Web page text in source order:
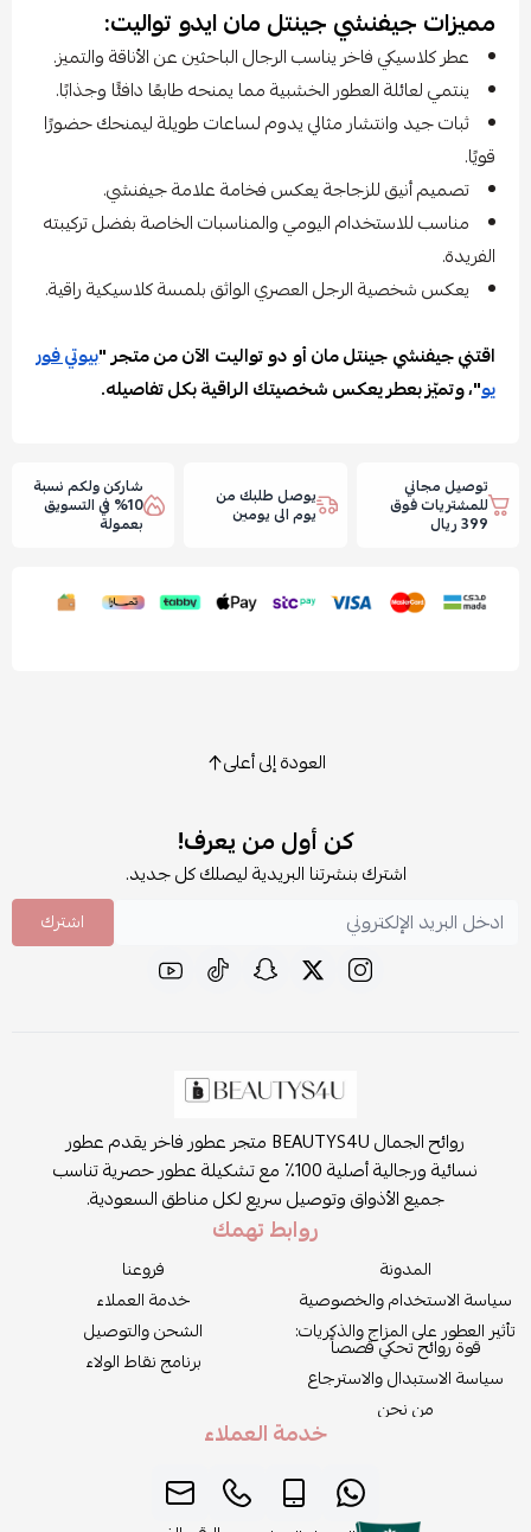
مميزات جيفنشي جينتل مان ايدو تواليت:
عطر كلاسيكي فاخر يناسب الرجال الباحثين عن الأناقة والتميز.
ينتمي لعائلة العطور الخشبية مما يمنحه طابعًا دافئًا وجذابًا.
ثبات جيد وانتشار مثالي يدوم لساعات طويلة ليمنحك حضورًا
قويًا.
تصميم أنيق للزجاجة يعكس فخامة علامة جيفنشي.
مناسب للاستخدام اليومي والمناسبات الخاصة بفضل تركيبته
الفريدة.
يعكس شخصية الرجل العصري الواثق بلمسة كلاسيكية راقية.
اقتني جيفنشي جينتل مان أو دو تواليت الآن من متجر "بيوتي فور
يو"، وتميّز بعطر يعكس شخصيتك الراقية بكل تفاصيله.
توصيل مجاني
للمشتريات فوق
399 ريال
يوصل طلبك من
يوم الى يومين
شاركن ولكم نسبة
10% في التسويق
بعمولة
العودة إلى أعلى
كن أول من يعرف!
اشترك بنشرتنا البريدية ليصلك كل جديد.
اشترك
روائح الجمال BEAUTYS4U متجر عطور فاخر يقدم عطور
نسائية ورجالية أصلية 100٪ مع تشكيلة عطور حصرية تناسب
جميع الأذواق وتوصيل سريع لكل مناطق السعودية.
روابط تهمك
المدونة
سياسة الاستخدام والخصوصية
تأثير العطور على المزاج والذكريات:
قوة روائح تحكي قصصاً
سياسة الاستبدال والاسترجاع
من نحن
فروعنا
خدمة العملاء
الشحن والتوصيل
برنامج نقاط الولاء
خدمة العملاء